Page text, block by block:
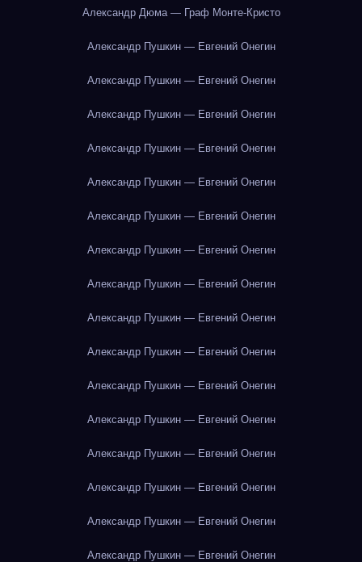
Александр Дюма — Граф Монте-Кристо
Александр Пушкин — Евгений Онегин
Александр Пушкин — Евгений Онегин
Александр Пушкин — Евгений Онегин
Александр Пушкин — Евгений Онегин
Александр Пушкин — Евгений Онегин
Александр Пушкин — Евгений Онегин
Александр Пушкин — Евгений Онегин
Александр Пушкин — Евгений Онегин
Александр Пушкин — Евгений Онегин
Александр Пушкин — Евгений Онегин
Александр Пушкин — Евгений Онегин
Александр Пушкин — Евгений Онегин
Александр Пушкин — Евгений Онегин
Александр Пушкин — Евгений Онегин
Александр Пушкин — Евгений Онегин
Александр Пушкин — Евгений Онегин